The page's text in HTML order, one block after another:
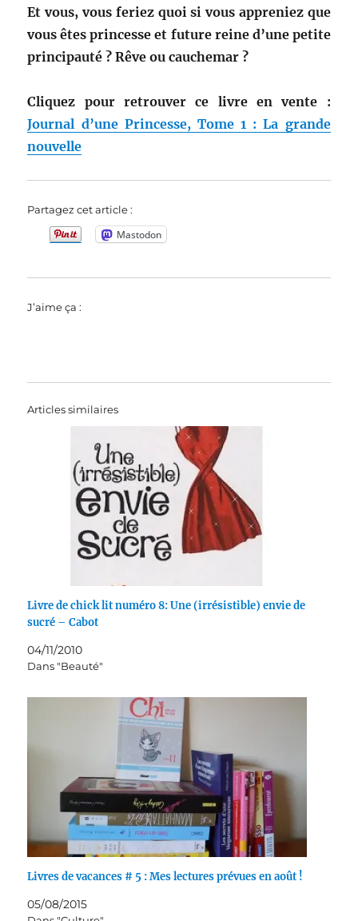
Et vous, vous feriez quoi si vous appreniez que
vous êtes princesse et future reine d’une petite
principauté ? Rêve ou cauchemar ?
Cliquez pour retrouver ce livre en vente :
Journal d’une Princesse, Tome 1 : La grande
nouvelle
Partagez cet article :
Mastodon
J’aime ça :
Articles similaires
Livre de chick lit numéro 8: Une (irrésistible) envie de
sucré – Cabot
04/11/2010
Dans "Beauté"
Livres de vacances # 5 : Mes lectures prévues en août !
05/08/2015